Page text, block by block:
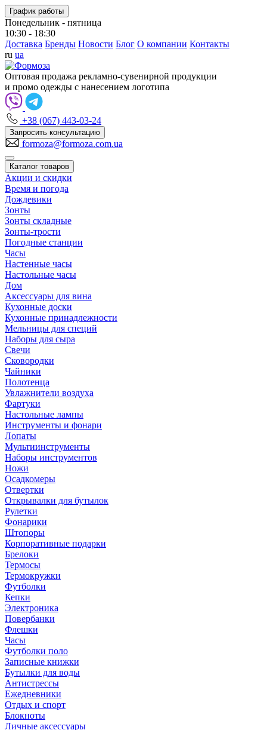
График работы
Понедельник - пятница
10:30 - 18:30
Доставка Бренды Новости Блог О компании Контакты
ru ua
Оптовая продажа рекламно-сувенирной продукции
и промо одежды с нанесением логотипа
+38 (067) 443-03-24
Запросить консультацию
formoza@formoza.com.ua
Каталог товаров
Акции и скидки
Время и погода
Дождевики
Зонты
Зонты складные
Зонты-трости
Погодные станции
Часы
Настенные часы
Настольные часы
Дом
Аксессуары для вина
Кухонные доски
Кухонные принадлежности
Мельницы для специй
Наборы для сыра
Свечи
Сковородки
Чайники
Полотенца
Увлажнители воздуха
Фартуки
Настольные лампы
Инструменты и фонари
Лопаты
Мультиинструменты
Наборы инструментов
Ножи
Осадкомеры
Отвертки
Открывалки для бутылок
Рулетки
Фонарики
Штопоры
Корпоративные подарки
Брелоки
Термосы
Термокружки
Футболки
Кепки
Электроника
Повербанки
Флешки
Часы
Футболки поло
Записные книжки
Бутылки для воды
Антистрессы
Ежедневники
Отдых и спорт
Блокноты
Личные аксессуары